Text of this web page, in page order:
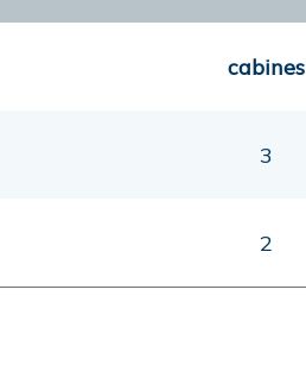
cabines
3
2